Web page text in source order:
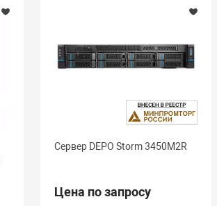
Сервер DEPO Storm 3450M2R
Цена по запросу